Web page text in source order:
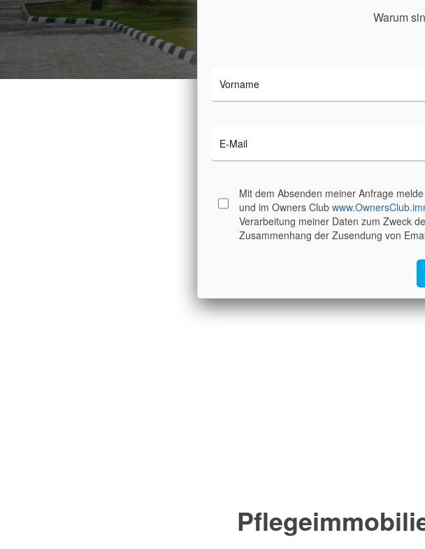
Warum
Mit dem Absenden meiner Anfrage
und im Owners Club
Verarbeitung meiner Daten zum Zweck
Zusammenhang der Zusendung von